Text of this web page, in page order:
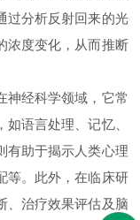
过分析反射回来的光
浓度变化，从而推断
经科学领域，它常
语言处理、记忆、
有助于揭示人类心理
等。此外，在临床研
、治疗效果评估及脑